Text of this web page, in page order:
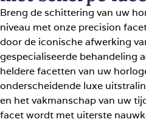
Breng de schittering van uw
niveau met onze precision
door de iconische afwerking
gespecialiseerde behandeling
heldere facetten van uw
onderscheidende luxe
en het vakmanschap van uw
facet wordt met uiterste